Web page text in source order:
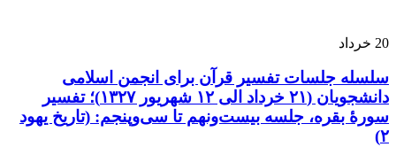
20 خرداد
سلسله جلسات تفسیر قرآن برای انجمن اسلامی
دانشجویان (۲۱ خرداد الی ۱۲ شهریور ۱۳۲۷)؛ تفسیر
سورۀ بقره، جلسه بیست‌ونهم تا سی‌وپنجم: (تاریخ یهود
۲)